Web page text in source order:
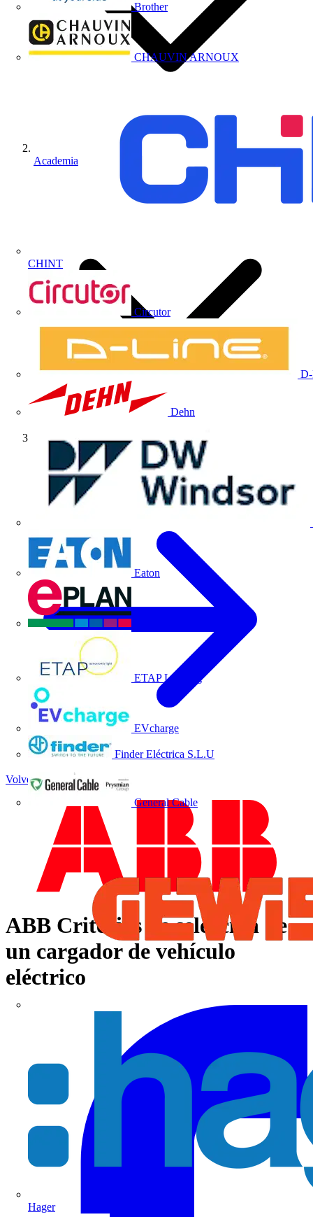
Brother
CHAUVIN ARNOUX
CHINT
Circutor
Dehn
Eaton
ETAP Lighting
EVcharge
Finder Eléctrica S.L.U
General Cable
Hager
Academia
Webinar completo
Volver a Academia
ABB Criterios de selección de
un cargador de vehículo
eléctrico